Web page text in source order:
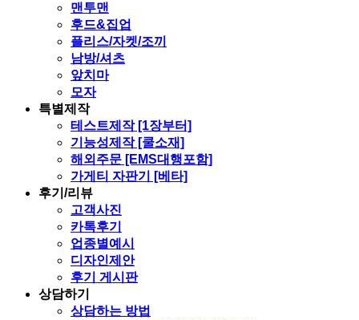
맨투맨
후드&집업
플리스/자켓/조끼
남방/셔츠
앞치마
모자
특별제작
테스트제작 [1장부터]
기능성제작 [쿨소재]
해외주문 [EMS대행포함]
가게티 자판기 [베타]
후기/리뷰
고객사진
카톡후기
업종별예시
디자인제안
후기 게시판
상담하기
상담하는 방법